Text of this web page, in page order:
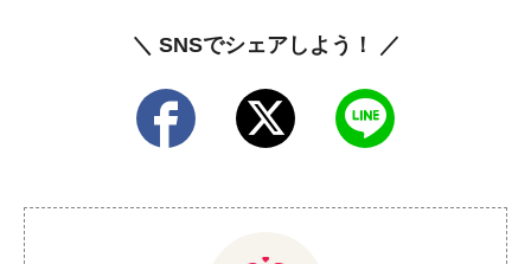
＼ SNSでシェアしよう！ ／